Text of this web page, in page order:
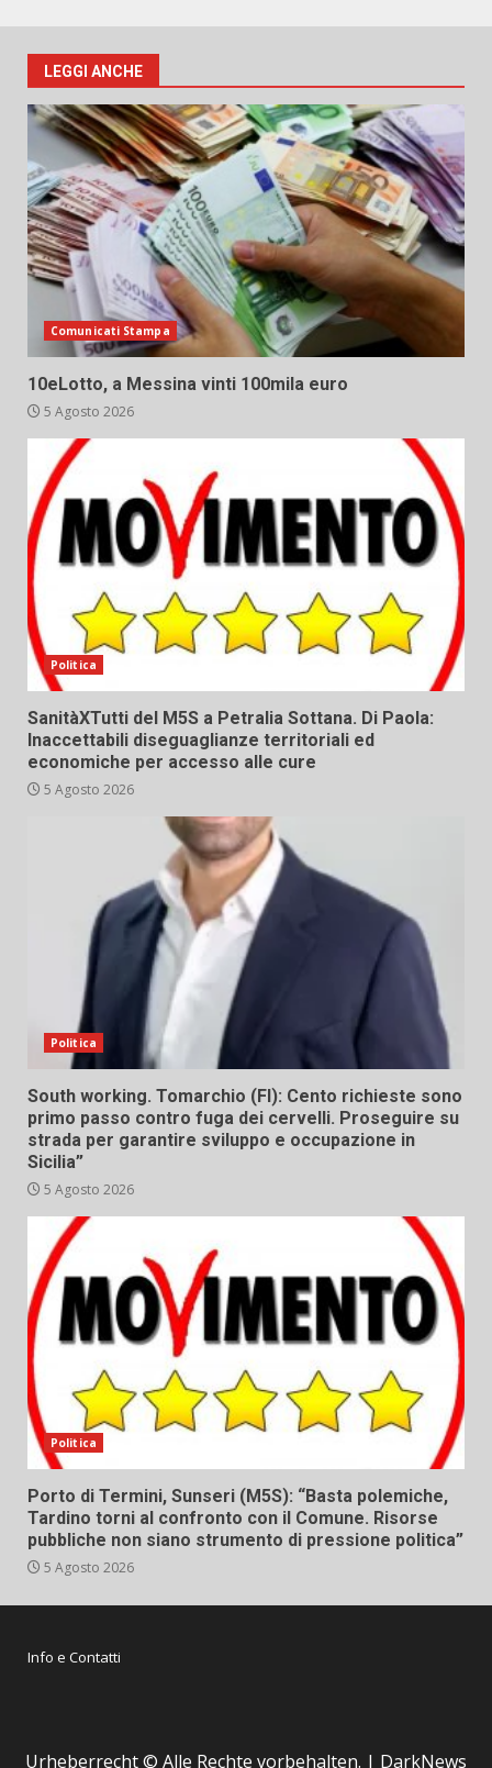
LEGGI ANCHE
Comunicati Stampa
10eLotto, a Messina vinti 100mila euro
5 Agosto 2026
Politica
SanitàXTutti del M5S a Petralia Sottana. Di Paola:
Inaccettabili diseguaglianze territoriali ed
economiche per accesso alle cure
5 Agosto 2026
Politica
South working. Tomarchio (FI): Cento richieste sono
primo passo contro fuga dei cervelli. Proseguire su
strada per garantire sviluppo e occupazione in
Sicilia”
5 Agosto 2026
Politica
Porto di Termini, Sunseri (M5S): “Basta polemiche,
Tardino torni al confronto con il Comune. Risorse
pubbliche non siano strumento di pressione politica”
5 Agosto 2026
Info e Contatti
Urheberrecht © Alle Rechte vorbehalten. | DarkNews